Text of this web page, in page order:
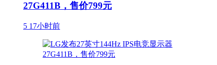
27G411B，售价799元
5 17小时前